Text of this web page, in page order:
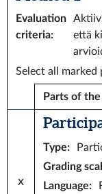
Evaluation
criteria:
että
Select all marked
Parts of
x
Type:
Grading
Language: